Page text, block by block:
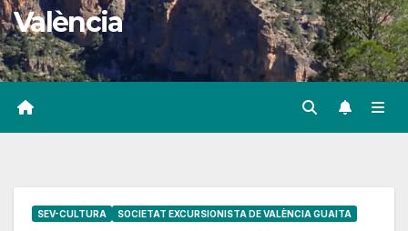
València
SEV-CULTURA SOCIETAT EXCURSIONISTA DE VALÈNCIA GUAITA